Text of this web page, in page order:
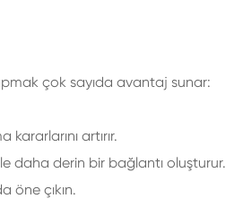
çok sayıda avantaj sunar:
artırır.
daha derin bir bağlantı oluşturur.
öne çıkın.